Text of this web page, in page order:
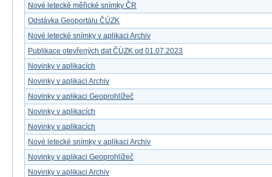
Nové letecké měřické snímky ČR
Odstávka Geoportálu ČÚZK
Nové letecké snímky v aplikaci Archiv
Publikace otevřených dat ČÚZK od 01.07.2023
Novinky v aplikacích
Novinky v aplikaci Archiv
Novinky v aplikaci Geoprohlížeč
Novinky v aplikacích
Novinky v aplikacích
Nové letecké snímky v aplikaci Archiv
Novinky v aplikaci Geoprohlížeč
Novinky v aplikaci Archiv